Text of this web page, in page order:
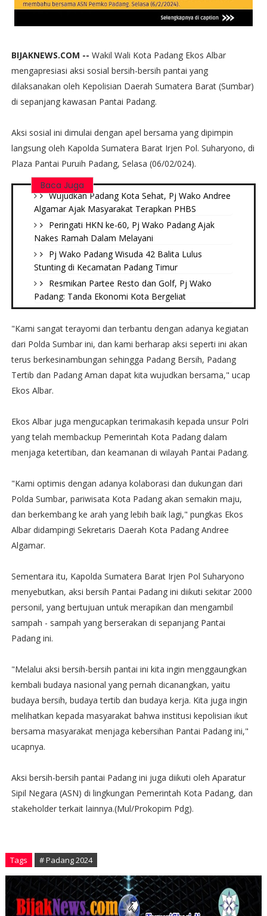
BIJAKNEWS.COM -- Wakil Wali Kota Padang Ekos Albar
mengapresiasi aksi sosial bersih-bersih pantai yang
dilaksanakan oleh Kepolisian Daerah Sumatera Barat (Sumbar)
di sepanjang kawasan Pantai Padang.
Aksi sosial ini dimulai dengan apel bersama yang dipimpin
langsung oleh Kapolda Sumatera Barat Irjen Pol. Suharyono, di
Plaza Pantai Puruih Padang, Selasa (06/02/024).
Baca Juga
Wujudkan Padang Kota Sehat, Pj Wako Andree
Algamar Ajak Masyarakat Terapkan PHBS
Peringati HKN ke-60, Pj Wako Padang Ajak
Nakes Ramah Dalam Melayani
Pj Wako Padang Wisuda 42 Balita Lulus
Stunting di Kecamatan Padang Timur
Resmikan Partee Resto dan Golf, Pj Wako
Padang: Tanda Ekonomi Kota Bergeliat
"Kami sangat terayomi dan terbantu dengan adanya kegiatan
dari Polda Sumbar ini, dan kami berharap aksi seperti ini akan
terus berkesinambungan sehingga Padang Bersih, Padang
Tertib dan Padang Aman dapat kita wujudkan bersama," ucap
Ekos Albar.
Ekos Albar juga mengucapkan terimakasih kepada unsur Polri
yang telah membackup Pemerintah Kota Padang dalam
menjaga ketertiban, dan keamanan di wilayah Pantai Padang.
"Kami optimis dengan adanya kolaborasi dan dukungan dari
Polda Sumbar, pariwisata Kota Padang akan semakin maju,
dan berkembang ke arah yang lebih baik lagi," pungkas Ekos
Albar didampingi Sekretaris Daerah Kota Padang Andree
Algamar.
Sementara itu, Kapolda Sumatera Barat Irjen Pol Suharyono
menyebutkan, aksi bersih Pantai Padang ini diikuti sekitar 2000
personil, yang bertujuan untuk merapikan dan mengambil
sampah - sampah yang berserakan di sepanjang Pantai
Padang ini.
"Melalui aksi bersih-bersih pantai ini kita ingin menggaungkan
kembali budaya nasional yang pernah dicanangkan, yaitu
budaya bersih, budaya tertib dan budaya kerja. Kita juga ingin
melihatkan kepada masyarakat bahwa institusi kepolisian ikut
bersama masyarakat menjaga kebersihan Pantai Padang ini,"
ucapnya.
Aksi bersih-bersih pantai Padang ini juga diikuti oleh Aparatur
Sipil Negara (ASN) di lingkungan Pemerintah Kota Padang, dan
stakeholder terkait lainnya.(Mul/Prokopim Pdg).
Tags # Padang 2024